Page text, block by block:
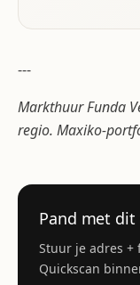
---
Markthuur Funda
regio. Maxiko-
Pand met dit
Stuur je adres +
Quickscan